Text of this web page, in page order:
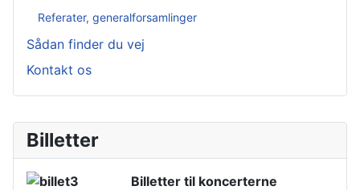
Billetter
Billetter til koncerterne
Referater, generalforsamlinger
Sådan finder du vej
Kontakt os